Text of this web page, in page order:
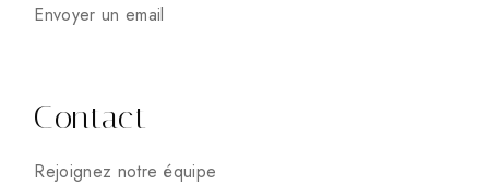
Envoyer un email
Contact
Rejoignez notre équipe